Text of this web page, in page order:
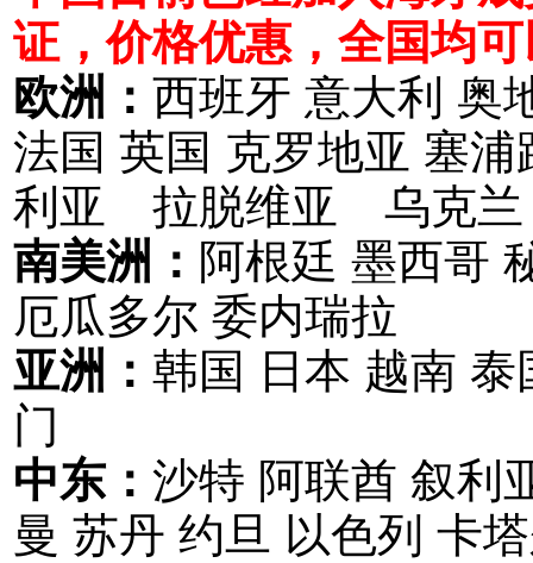
证，价格优惠，全国均
欧洲： 西班牙 意大利 奥
法国 英国 克罗地亚 塞
利亚 拉脱维亚 乌克兰
南美洲： 阿根廷 墨西哥
厄瓜多尔 委内瑞拉
亚洲： 韩国 日本 越南
门
中东： 沙特 阿联酋 叙利
曼 苏丹 约旦 以色列 卡